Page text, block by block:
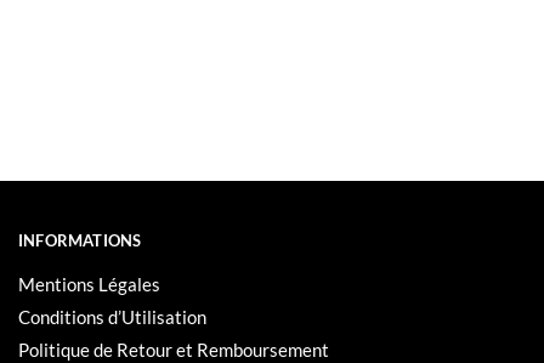
INFORMATIONS
Mentions Légales
Conditions d’Utilisation
Politique de Retour et Remboursement